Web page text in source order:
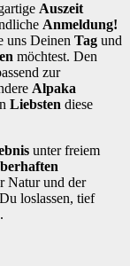
Auszeit
Anmeldung!
uns Deinen Tag und
möchtest. Den
zur
Alpaka
Liebsten diese
unter freiem
Natur und der
loslassen, tief
.